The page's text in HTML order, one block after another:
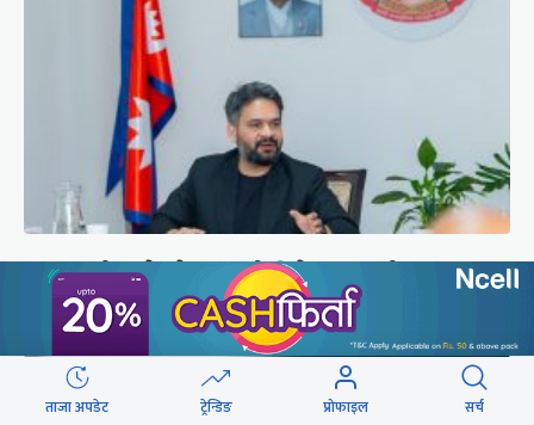
प्रधानमन्त्री बालेनले ल्याएको विधेयक संसदीय
समितिबाट जस्ताको तस्तै सदर
ताजा अपडेट ट्रेन्डिङ प्रोफाइल सर्च